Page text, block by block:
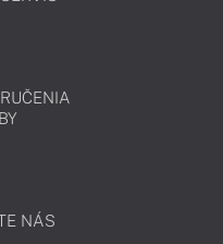
NÁS